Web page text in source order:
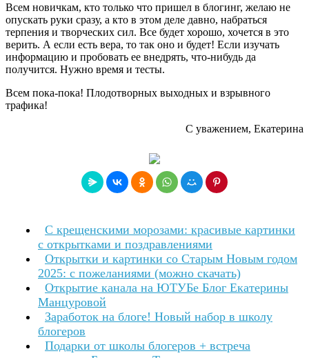
Всем новичкам, кто только что пришел в блогинг, желаю не
опускать руки сразу, а кто в этом деле давно, набраться
терпения и творческих сил. Все будет хорошо, хочется в это
верить. А если есть вера, то так оно и будет! Если изучать
информацию и пробовать ее внедрять, что-нибудь да
получится. Нужно время и тесты.
Всем пока-пока! Плодотворных выходных и взрывного
трафика!
С уважением, Екатерина
С крещенскими морозами: красивые картинки
с открытками и поздравлениями
Открытки и картинки со Старым Новым годом
2025: с пожеланиями (можно скачать)
Открытие канала на ЮТУБе Блог Екатерины
Манцуровой
Заработок на блоге! Новый набор в школу
блогеров
Подарки от школы блогеров + встреча